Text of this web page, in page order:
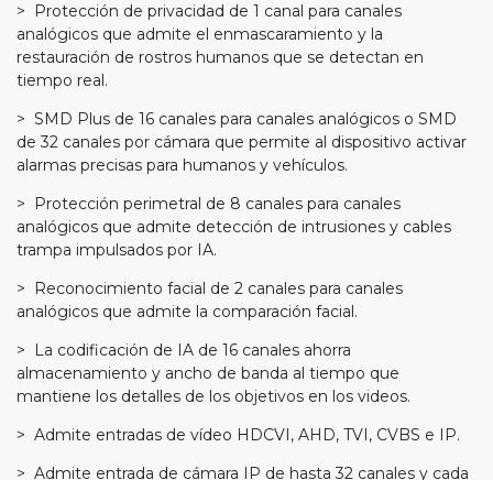
> Protección de privacidad de 1 canal para canales
analógicos que admite el enmascaramiento y la
restauración de rostros humanos que se detectan en
tiempo real.
> SMD Plus de 16 canales para canales analógicos o SMD
de 32 canales por cámara que permite al dispositivo activar
alarmas precisas para humanos y vehículos.
> Protección perimetral de 8 canales para canales
analógicos que admite detección de intrusiones y cables
trampa impulsados por IA.
> Reconocimiento facial de 2 canales para canales
analógicos que admite la comparación facial.
> La codificación de IA de 16 canales ahorra
almacenamiento y ancho de banda al tiempo que
mantiene los detalles de los objetivos en los videos.
> Admite entradas de vídeo HDCVI, AHD, TVI, CVBS e IP.
> Admite entrada de cámara IP de hasta 32 canales y cada